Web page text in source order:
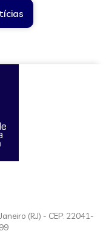
(RJ) - CEP: 22041-